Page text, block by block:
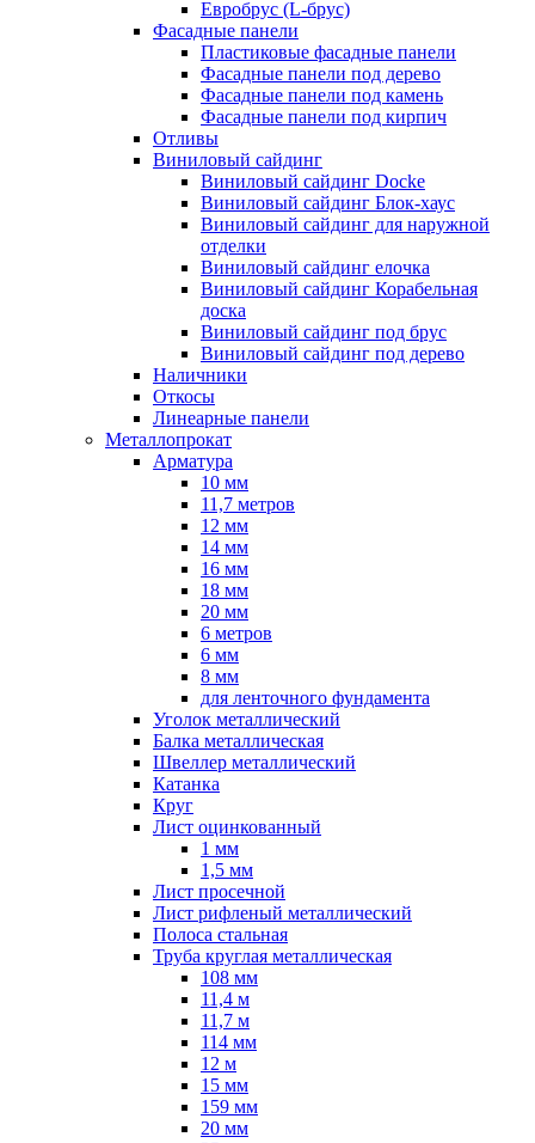
Евробрус (L-брус)
Фасадные панели
Пластиковые фасадные панели
Фасадные панели под дерево
Фасадные панели под камень
Фасадные панели под кирпич
Отливы
Виниловый сайдинг
Виниловый сайдинг Docke
Виниловый сайдинг Блок-хаус
Виниловый сайдинг для наружной
отделки
Виниловый сайдинг елочка
Виниловый сайдинг Корабельная
доска
Виниловый сайдинг под брус
Виниловый сайдинг под дерево
Наличники
Откосы
Линеарные панели
Металлопрокат
Арматура
10 мм
11,7 метров
12 мм
14 мм
16 мм
18 мм
20 мм
6 метров
6 мм
8 мм
для ленточного фундамента
Уголок металлический
Балка металлическая
Швеллер металлический
Катанка
Круг
Лист оцинкованный
1 мм
1,5 мм
Лист просечной
Лист рифленый металлический
Полоса стальная
Труба круглая металлическая
108 мм
11,4 м
11,7 м
114 мм
12 м
15 мм
159 мм
20 мм